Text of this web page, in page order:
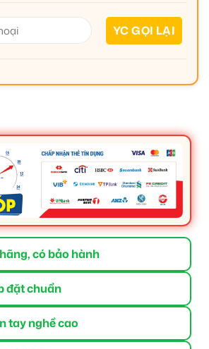
có bảo hành
đặt chuẩn
tay nghề cao